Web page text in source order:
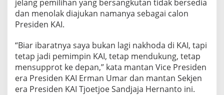
2
0
jelang pemilihan yang bersangkutan tidak bersedia
dan menolak diajukan namanya sebagai calon
Presiden KAI.
“Biar ibaratnya saya bukan lagi nakhoda di KAI, tapi
tetap jadi pemimpin KAI, tetap mendukung, tetap
mensupprot ke depan,” kata mantan Vice Presiden
era Presiden KAI Erman Umar dan mantan Sekjen
era Presiden KAI Tjoetjoe Sandjaja Hernanto ini.